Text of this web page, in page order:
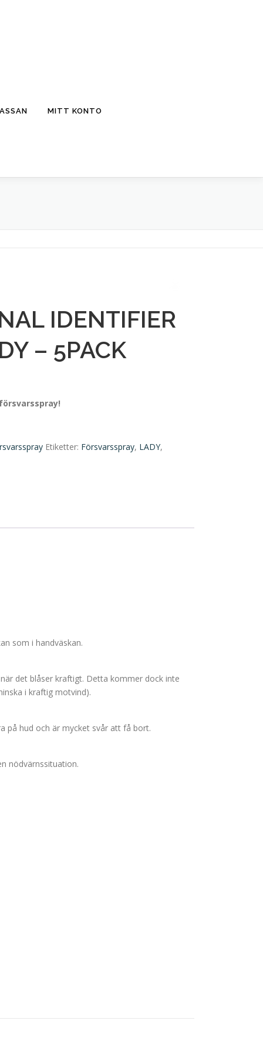
MITT KONTO
IDENTIFIER
– 5PACK
Etiketter: Försvarsspray, LADY,
som i handväskan.
det blåser kraftigt. Detta kommer dock inte
i kraftig motvind).
på hud och är mycket svår att få bort.
nödvärnssituation.